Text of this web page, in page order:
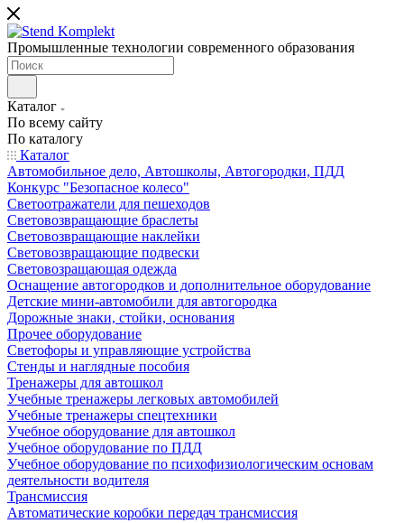
Промышленные технологии современного образования
Каталог
По всему сайту
По каталогу
Каталог
Автомобильное дело, Автошколы, Автогородки, ПДД
Конкурс "Безопасное колесо"
Светоотражатели для пешеходов
Световозвращающие браслеты
Световозвращающие наклейки
Световозвращающие подвески
Световозращающая одежда
Оснащение автогородков и дополнительное оборудование
Детские мини-автомобили для автогородка
Дорожные знаки, стойки, основания
Прочее оборудование
Светофоры и управляющие устройства
Стенды и наглядные пособия
Тренажеры для автошкол
Учебные тренажеры легковых автомобилей
Учебные тренажеры спецтехники
Учебное оборудование для автошкол
Учебное оборудование по ПДД
Учебное оборудование по психофизиологическим основам
деятельности водителя
Трансмиссия
Автоматические коробки передач трансмиссия